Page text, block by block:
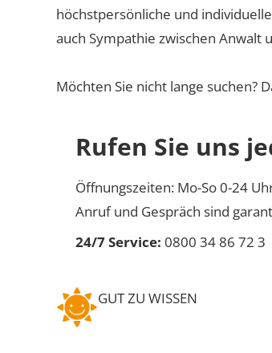
höchstpersönliche und
auch Sympathie zwischen Anwalt
Möchten Sie nicht lange suchen?
Rufen Sie uns
Öffnungszeiten: Mo-So 0-24
Anruf und Gespräch sind
24/7 Service: 0800 34 86 72 3
GUT ZU WISSEN